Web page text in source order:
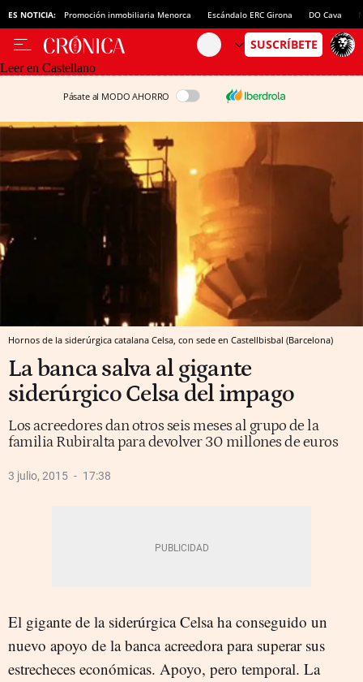
ES NOTICIA: Promoción inmobiliaria Menorca Escándalo ERC Girona DO Cava
Leer en Castellano
Pásate al MODO AHORRO
Hornos de la siderúrgica catalana Celsa, con sede en Castellbisbal (Barcelona)
La banca salva al gigante
siderúrgico Celsa del impago
Los acreedores dan otros seis meses al grupo de la
familia Rubiralta para devolver 30 millones de euros
3 julio, 2015 17:38
El gigante de la siderúrgica Celsa ha conseguido un
nuevo apoyo de la banca acreedora para superar sus
estrecheces económicas. Apoyo, pero temporal. La